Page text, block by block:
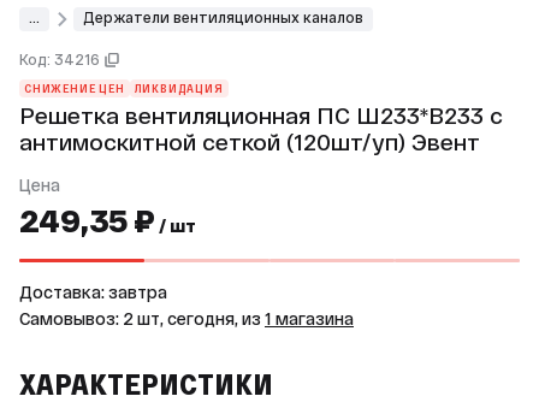
Держатели вентиляционных каналов
Код: 34216
СНИЖЕНИЕ ЦЕН ЛИКВИДАЦИЯ
Решетка вентиляционная ПС Ш233*В233 с
антимоскитной сеткой (120шт/уп) Эвент
Цена
249,35 ₽ / шт
Доставка: завтра
Самовывоз: 2 шт, сегодня, из 1 магазина
ХАРАКТЕРИСТИКИ